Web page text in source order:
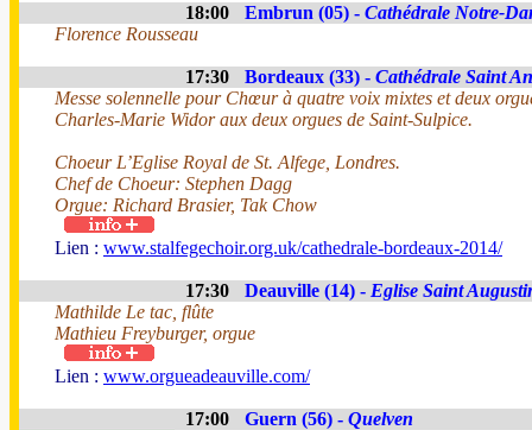
18:00 Embrun (05) - Cathédrale Notre-
Florence Rousseau
17:30 Bordeaux (33) - Cathédrale Saint
Messe solennelle pour Chœur à quatre voix mixtes et deux
Charles-Marie Widor aux deux orgues de Saint-Sulpice.
Choeur L’Eglise Royal de St. Alfege, Londres.
Chef de Choeur: Stephen Dagg
Orgue: Richard Brasier, Tak Chow
Lien : www.stalfegechoir.org.uk/cathedrale-bordeaux-2014/
17:30 Deauville (14) - Eglise Saint
Mathilde Le tac, flûte
Mathieu Freyburger, orgue
Lien : www.orgueadeauville.com/
17:00 Guern (56) - Quelven